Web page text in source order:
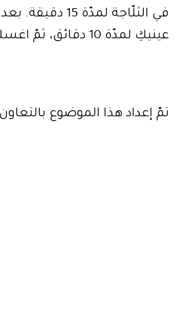
في الثلّاجة لمدّة
عينيكِ لمدّة 10 دقائق، ثمّ اغسلي وجهكِ بالماء.
تمّ إعداد هذا الموضوع